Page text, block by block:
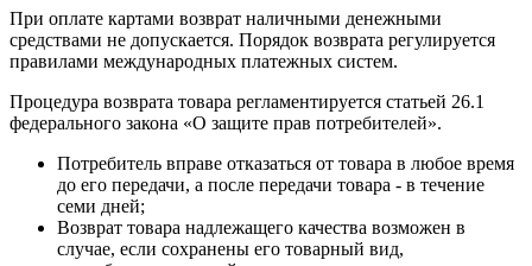
При оплате картами возврат наличными денежными
средствами не допускается. Порядок возврата регулируется
правилами международных платежных систем.
Процедура возврата товара регламентируется статьей 26.1
федерального закона «О защите прав потребителей».
Потребитель вправе отказаться от товара в любое время
до его передачи, а после передачи товара - в течение
семи дней;
Возврат товара надлежащего качества возможен в
случае, если сохранены его товарный вид,